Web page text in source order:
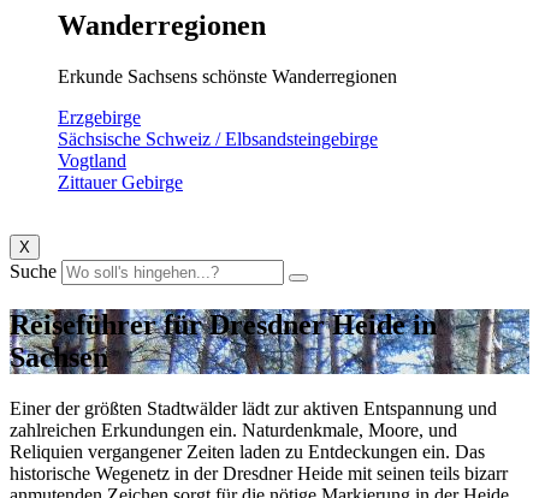
Wanderregionen
Erkunde Sachsens schönste Wanderregionen
Erzgebirge
Sächsische Schweiz / Elbsandsteingebirge
Vogtland
Zittauer Gebirge
X
Suche
Reiseführer für Dresdner Heide in
Sachsen
Einer der größten Stadtwälder lädt zur aktiven Entspannung und
zahlreichen Erkundungen ein. Naturdenkmale, Moore, und
Reliquien vergangener Zeiten laden zu Entdeckungen ein. Das
historische Wegenetz in der Dresdner Heide mit seinen teils bizarr